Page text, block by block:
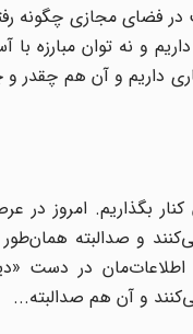
در فضای مجازی چگونه
و نه توان مبارزه
داریم و آن هم چقدر و
کنار بگذاریم. امروز
و صدالبته
در دست
و آن هم صدالبته...